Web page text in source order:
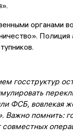
органами
Полиция
госструктур
ФСБ, вовлекая
Важно помнить: